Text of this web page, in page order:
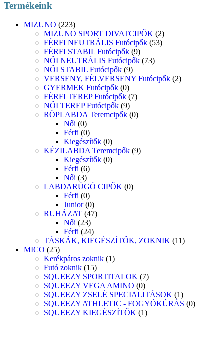
Termékeink
MIZUNO (223)
MIZUNO SPORT DIVATCIPŐK (2)
FÉRFI NEUTRÁLIS Futócipők (53)
FÉRFI STABIL Futócipők (9)
NŐI NEUTRÁLIS Futócipők (73)
NŐI STABIL Futócipők (9)
VERSENY, FÉLVERSENY Futócipők (2)
GYERMEK Futócipők (0)
FÉRFI TEREP Futócipők (7)
NŐI TEREP Futócipők (9)
RÖPLABDA Teremcipők (0)
Női (0)
Férfi (0)
Kiegészítők (0)
KÉZILABDA Teremcipők (9)
Kiegészítők (0)
Férfi (6)
Női (3)
LABDARÚGÓ CIPŐK (0)
Férfi (0)
Junior (0)
RUHÁZAT (47)
Női (23)
Férfi (24)
TÁSKÁK, KIEGÉSZÍTŐK, ZOKNIK (11)
MICO (25)
Kerékpáros zoknik (1)
Futó zoknik (15)
SQUEEZY SPORTITALOK (7)
SQUEEZY VEGA AMINO (0)
SQUEEZY ZSELÉ SPECIALITÁSOK (1)
SQUEEZY ATHLETIC - FOGYÓKÚRÁS (0)
SQUEEZY KIEGÉSZÍTŐK (1)